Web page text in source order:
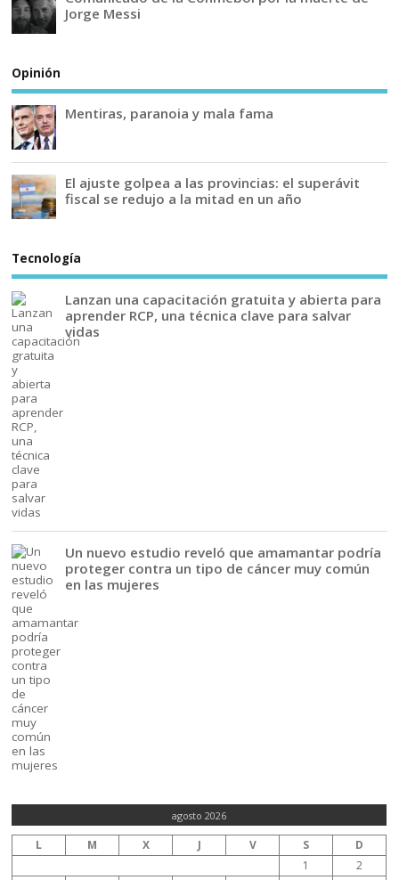
Jorge Messi
Opinión
Mentiras, paranoia y mala fama
El ajuste golpea a las provincias: el superávit
fiscal se redujo a la mitad en un año
Tecnología
Lanzan una capacitación gratuita y abierta para
aprender RCP, una técnica clave para salvar
vidas
Un nuevo estudio reveló que amamantar podría
proteger contra un tipo de cáncer muy común
en las mujeres
agosto 2026
L M X J V S
D
1
2